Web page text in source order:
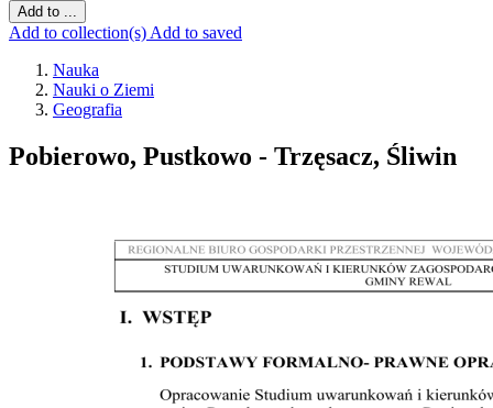
Add to ...
Add to collection(s) Add to saved
Nauka
Nauki o Ziemi
Geografia
Pobierowo, Pustkowo - Trzęsacz, Śliwin